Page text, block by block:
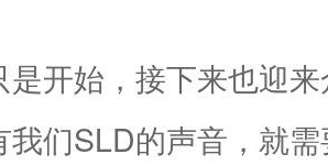
始，接下来也迎来
我们SLD的声音，就